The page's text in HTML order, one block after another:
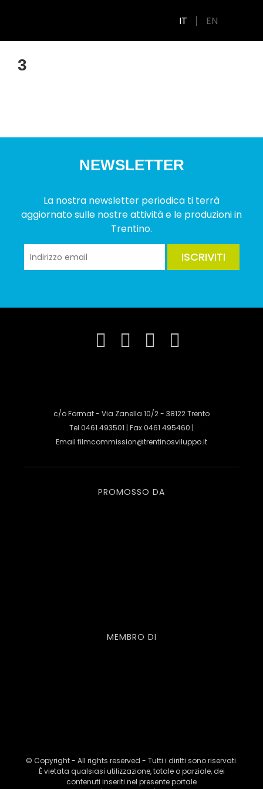
IT EN
3
NEWSLETTER
La nostra newsletter periodica ti terrà
aggiornato sulle nostre attività e le produzioni in
Trentino.
ISCRIVITI
c/o Format - Via Zanella 10/2 - 38122 Trento
Tel 0461.493501 | Fax 0461.495460 |
Email filmcommission@trentinosviluppo.it
PROMOSSO DA
MEMBRO DI
© Copyright - All rights reserved - Tutti i diritti sono riservati.
È vietata qualsiasi utilizzazione, totale o parziale, dei
contenuti inseriti nel presente portale